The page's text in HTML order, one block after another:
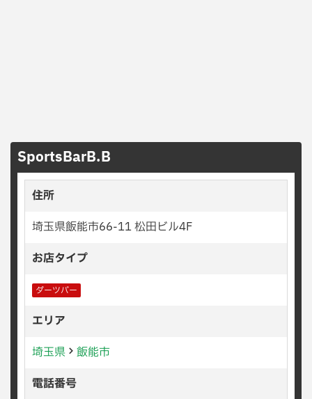
SportsBarB.B
住所
埼玉県飯能市66-11 松田ビル4F
お店タイプ
ダーツバー
エリア
埼玉県
飯能市
電話番号